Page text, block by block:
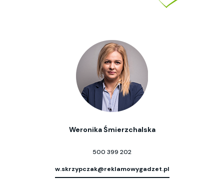
Weronika Śmierzchalska
500 399 202
w.skrzypczak@reklamowygadzet.pl